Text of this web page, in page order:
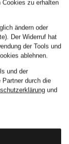
Cookies zu erhalten
ändern oder
Der Widerruf hat
der Tools und
ablehnen.
und der
Partner durch die
und